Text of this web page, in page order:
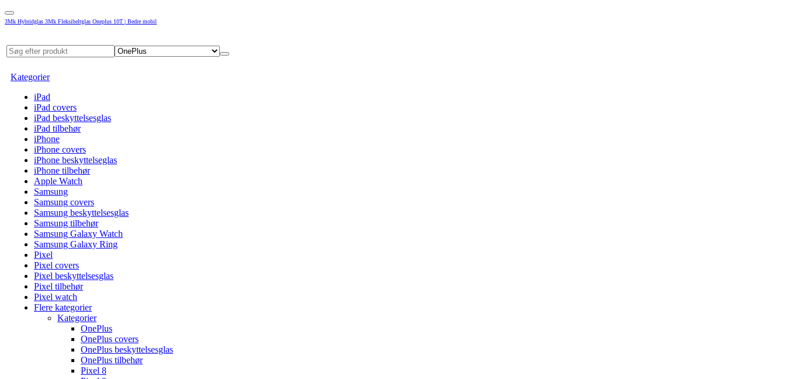
3Mk Hybridglas 3Mk Fleksibeltglas Oneplus 10T | Bedre mobil
Kategorier
iPad
iPad covers
iPad beskyttelsesglas
iPad tilbehør
iPhone
iPhone covers
iPhone beskyttelseglas
iPhone tilbehør
Apple Watch
Samsung
Samsung covers
Samsung beskyttelsesglas
Samsung tilbehør
Samsung Galaxy Watch
Samsung Galaxy Ring
Pixel
Pixel covers
Pixel beskyttelsesglas
Pixel tilbehør
Pixel watch
Flere kategorier
Kategorier
OnePlus
OnePlus covers
OnePlus beskyttelsesglas
OnePlus tilbehør
Pixel 8